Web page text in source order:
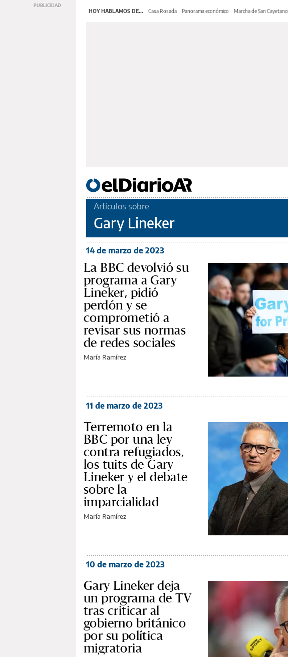
HOY HABLAMOS DE... Casa Rosada Panorama económico Marcha de San Cayetano
Artículos sobre
Gary Lineker
14 de marzo de 2023
La BBC devolvió su
programa a Gary
Lineker, pidió
perdón y se
comprometió a
revisar sus normas
de redes sociales
María Ramírez
11 de marzo de 2023
Terremoto en la
BBC por una ley
contra refugiados,
los tuits de Gary
Lineker y el debate
sobre la
imparcialidad
María Ramírez
10 de marzo de 2023
Gary Lineker deja
un programa de TV
tras criticar al
gobierno británico
por su política
migratoria